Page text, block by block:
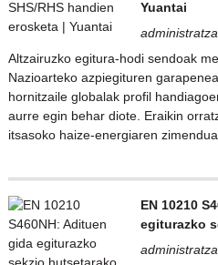
Yuantai
Altzairuzko egitura-hodi sendoak
Nazioarteko azpiegituren
hornitzaile globalak profil
aurre egin behar diote. Eraikin
itsasoko haize-energiaren
EN 10210
egiturazko